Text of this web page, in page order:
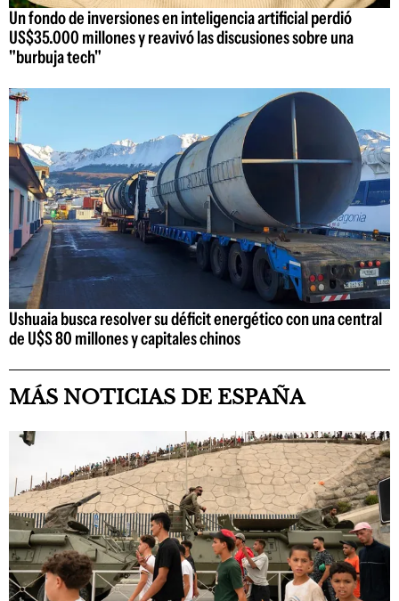
Un fondo de inversiones en inteligencia artificial perdió
US$35.000 millones y reavivó las discusiones sobre una
"burbuja tech"
Ushuaia busca resolver su déficit energético con una central
de U$S 80 millones y capitales chinos
MÁS NOTICIAS DE ESPAÑA